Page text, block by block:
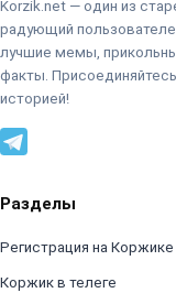
Korzik.net — один из
радующий
лучшие мемы,
факты.
историей!
Разделы
Регистрация на Коржике
Коржик в телеге